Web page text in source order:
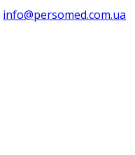
info@persomed.com.ua